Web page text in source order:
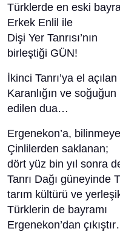
Türklerde en eski
Erkek Enlil ile
Dişi Yer Tanrısı’nın
birleştiği GÜN!
İkinci Tanrı’ya el
Karanlığın ve
edilen dua…
Ergenekon’a,
Çinlilerden saklanan;
dört yüz bin yıl sonra
Tanrı Dağı güneyinde
tarım kültürü ve
Türklerin de bayramı
Ergenekon’dan